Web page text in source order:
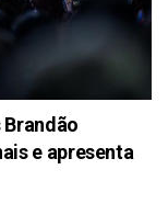
Brandão
e apresenta